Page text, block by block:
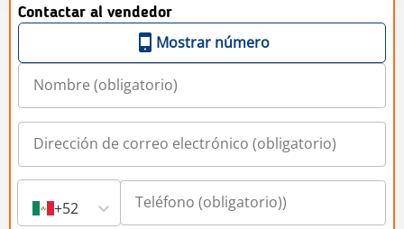
Contactar al vendedor
Mostrar número
+52